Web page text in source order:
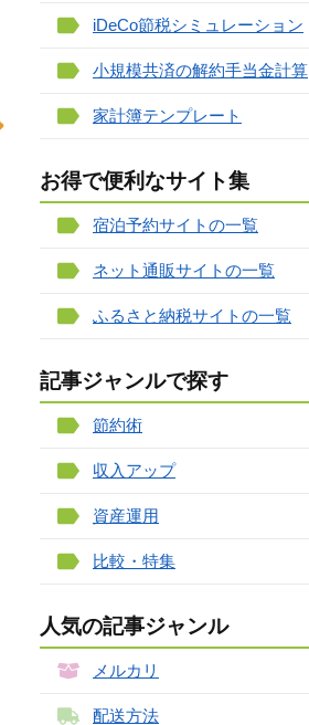
iDeCo節税シミュレーション
小規模共済の解約手当金計算
家計簿テンプレート
お得で便利なサイト集
宿泊予約サイトの一覧
ネット通販サイトの一覧
ふるさと納税サイトの一覧
記事ジャンルで探す
節約術
収入アップ
資産運用
比較・特集
人気の記事ジャンル
メルカリ
配送方法